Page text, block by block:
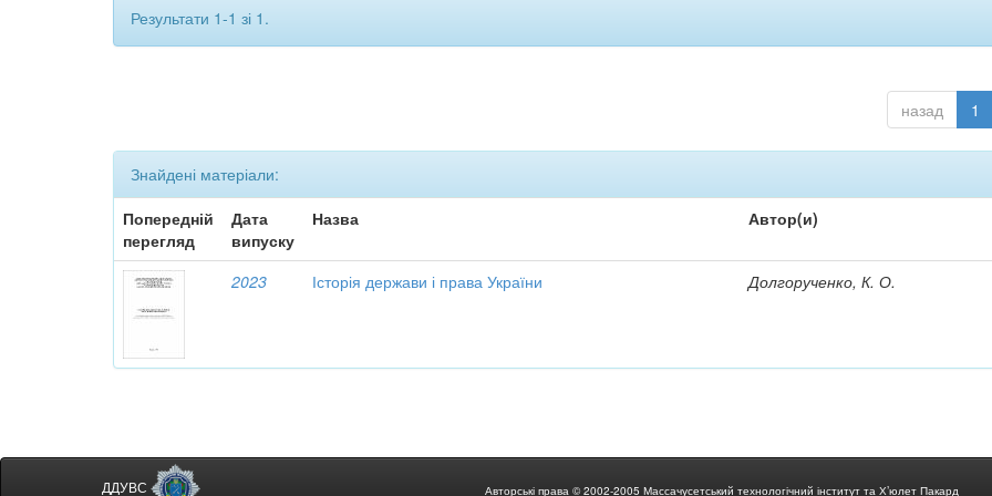
Результати 1-1 зі 1.
назад 1
Знайдені матеріали:
Попередній
перегляд
Дата
випуску
Назва Автор(и)
2023 Історія держави і права України Долгорученко, К. О.
ДДУВС Авторські права © 2002-2005 Массачусетський технологічний інститут та Х’юлет Пакард